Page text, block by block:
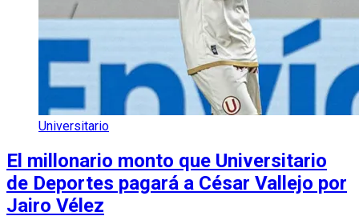
Universitario
El millonario monto que Universitario
de Deportes pagará a César Vallejo por
Jairo Vélez